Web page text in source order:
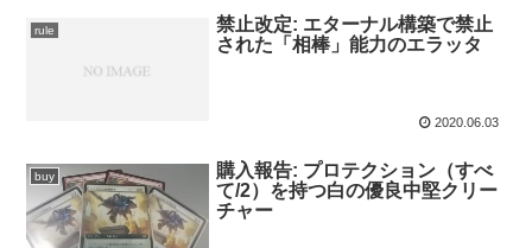
rule
禁止改定: エターナル構築で禁止
された「相棒」能力のエラッタ
2020.06.03
buy
購入報告: プロテクション（すべ
て/2）を持つ白の優良中堅クリー
チャー